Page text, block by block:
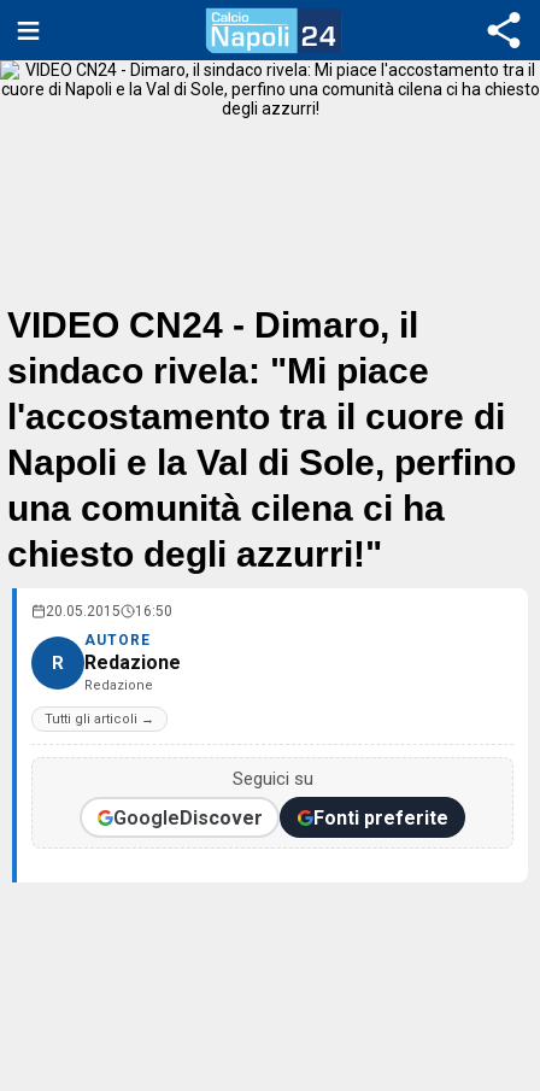
VIDEO CN24 - Dimaro, il
sindaco rivela: "Mi piace
l'accostamento tra il cuore di
Napoli e la Val di Sole, perfino
una comunità cilena ci ha
chiesto degli azzurri!"
20.05.2015 16:50
R
AUTORE
Redazione
Redazione
Tutti gli articoli →
Seguici su
GoogleDiscover Fonti preferite